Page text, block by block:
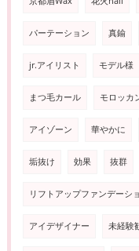
パーテーション 真鍮
jr.アイリスト モデル様
まつ毛カール モロッカ
アイゾーン 華やかに
垢抜け 効果 抜群
リフトアップファンデーシ
アイデザイナー 未経験